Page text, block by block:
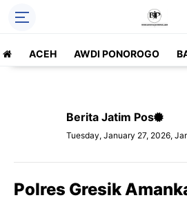
ACEH AWDI PONOROGO
Berita Jatim Pos
Tuesday, January 27, 2026,
Polres Gresik